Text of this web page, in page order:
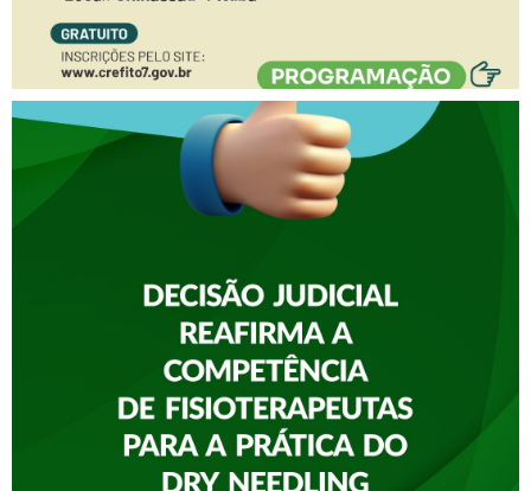
CONQUISTOU UMA
IMPORTANTE VITÓRIA NA
JUSTIÇA